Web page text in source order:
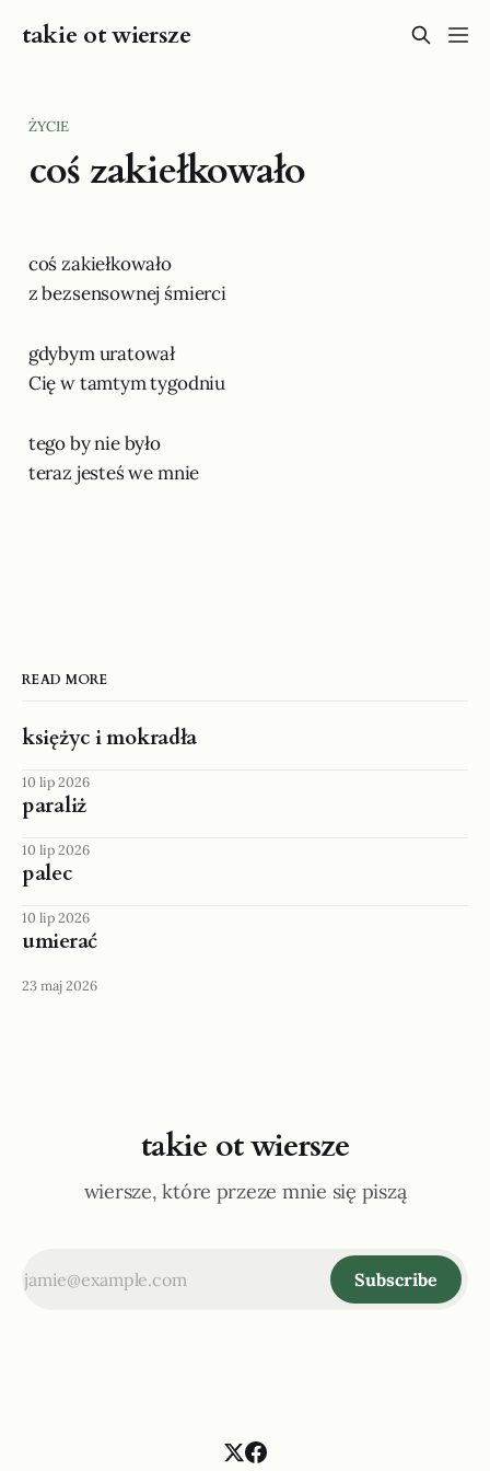
takie ot wiersze
ŻYCIE
coś zakiełkowało
coś zakiełkowało
z bezsensownej śmierci
gdybym uratował
Cię w tamtym tygodniu
tego by nie było
teraz jesteś we mnie
READ MORE
księżyc i mokradła
10 lip 2026
paraliż
10 lip 2026
palec
10 lip 2026
umierać
23 maj 2026
takie ot wiersze
wiersze, które przeze mnie się piszą
Subscribe